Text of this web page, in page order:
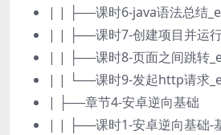
| | ├──课时6-java语法总结
| | ├──课时7-创建项目并运
| | ├──课时8-页面之间跳转
| | └──课时9-发起http请求
| ├──章节4-安卓逆向基础
| | ├──课时1-安卓逆向基础-